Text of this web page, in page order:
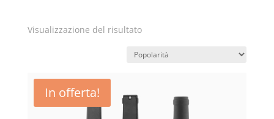
Visualizzazione del risultato
In offerta!